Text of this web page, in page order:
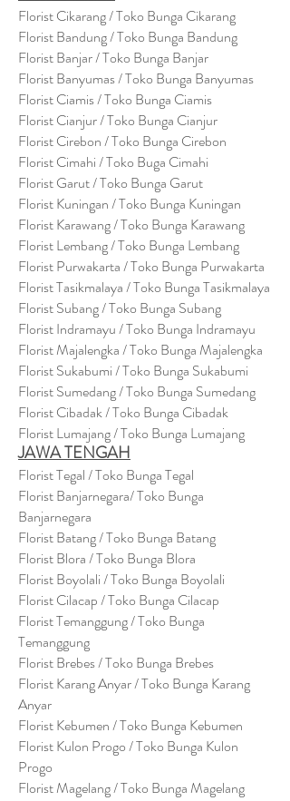
Florist Cikarang/ Toko Bunga Cikarang
Florist Bandung / Toko Bunga Bandung
Florist Banjar / Toko Bunga Banjar
Florist Banyumas / Toko Bunga Banyumas
Florist Ciamis / Toko Bunga Ciamis
Florist Cianjur / Toko Bunga Cianjur
Florist Cirebon / Toko Bunga Cirebon
Florist Cimahi / Toko Buga Cimahi
Florist Garut / Toko Bunga Garut
Florist Kuningan / Toko Bunga Kuningan
Florist Karawang / Toko Bunga Karawang
Florist Lembang / Toko Bunga Lembang
Florist Purwakarta / Toko Bunga Purwakarta
Florist Tasikmalaya / Toko Bunga Tasikmalaya
Florist Subang / Toko Bunga Subang
Florist Indramayu / Toko Bunga Indramayu
Florist Majalengka / Toko Bunga Majalengka
Florist Sukabumi / Toko Bunga Sukabumi
Florist Sumedang / Toko Bunga Sumedang
Florist Cibadak / Toko Bunga Cibadak
Florist Lumajang / Toko Bunga Lumajang
JAWA TENGAH
Florist Tegal / Toko Bunga Tegal
Florist Banjarnegara/ Toko Bunga
Banjarnegara
Florist Batang / Toko Bunga Batang
Florist Blora / Toko Bunga Blora
Florist Boyolali / Toko Bunga Boyolali
Florist Cilacap / Toko Bunga Cilacap
Florist Temanggung / Toko Bunga
Temanggung
Florist Brebes / Toko Bunga Brebes
Florist Karang Anyar / Toko Bunga Karang
Anyar
Florist Kebumen / Toko Bunga Kebumen
Florist Kulon Progo / Toko Bunga Kulon
Progo
Florist Magelang / Toko Bunga Magelang